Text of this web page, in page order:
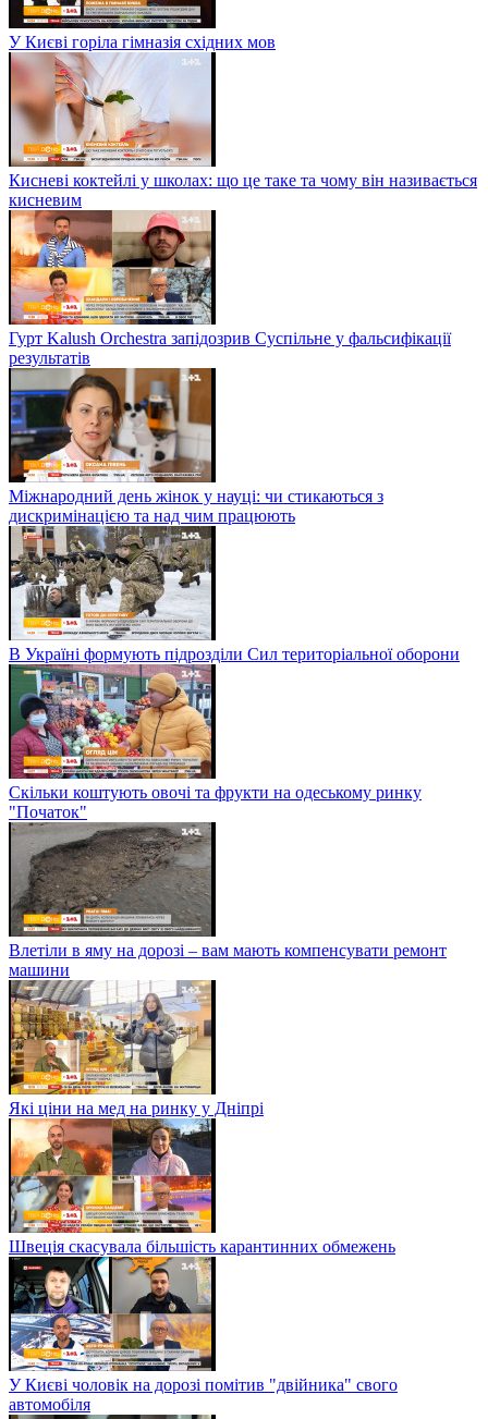
У Києві горіла гімназія східних мов
Кисневі коктейлі у школах: що це таке та чому він називається
кисневим
Гурт Kalush Orchestra запідозрив Суспільне у фальсифікації
результатів
Міжнародний день жінок у науці: чи стикаються з
дискримінацією та над чим працюють
В Україні формують підрозділи Сил територіальної оборони
Скільки коштують овочі та фрукти на одеському ринку
"Початок"
Влетіли в яму на дорозі – вам мають компенсувати ремонт
машини
Які ціни на мед на ринку у Дніпрі
Швеція скасувала більшість карантинних обмежень
У Києві чоловік на дорозі помітив "двійника" свого
автомобіля